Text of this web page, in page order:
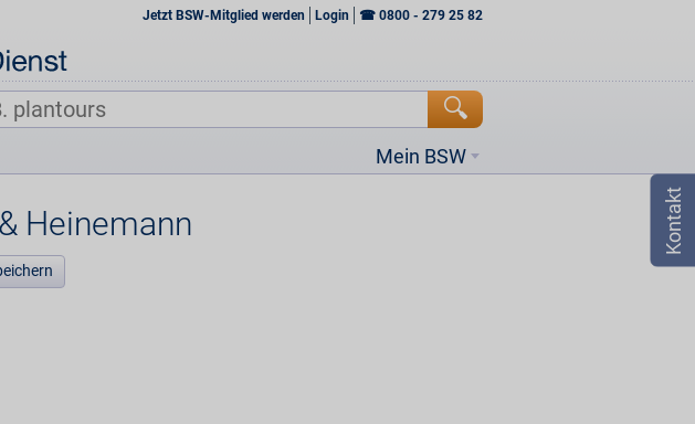
Jetzt BSW-Mitglied werden Login ☎ 0800 - 279 25 82
Mein BSW
Heinemann